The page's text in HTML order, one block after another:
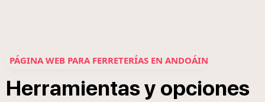
PÁGINA WEB PARA FERRETERÍAS EN ANDOÁIN
Herramientasy opciones